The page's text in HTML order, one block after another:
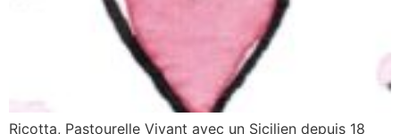
Ricotta, Pastourelle Vivant avec un Sicilien depuis 18